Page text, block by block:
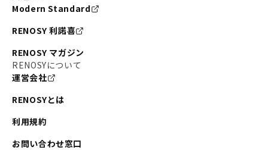
Modern Standard
RENOSY 利諾喜
RENOSY マガジン
RENOSYについて
運営会社
RENOSYとは
利用規約
お問い合わせ窓口